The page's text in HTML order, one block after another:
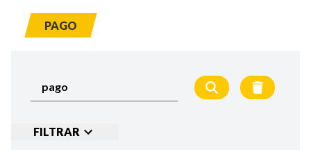
PAGO
FILTRAR